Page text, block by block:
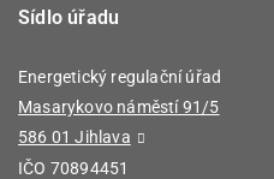
Sídlo úřadu
Energetický regulační úřad
Masarykovo náměstí 91/5
586 01 Jihlava
IČO 70894451